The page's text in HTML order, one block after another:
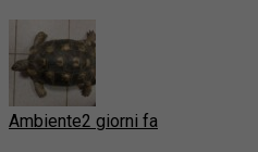
Ambiente2 giorni fa